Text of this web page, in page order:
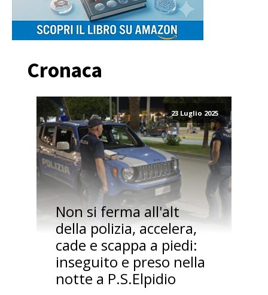
Cronaca
23 Luglio 2025
Non si ferma all'alt
della polizia, accelera,
cade e scappa a piedi:
inseguito e preso nella
notte a P.S.Elpidio